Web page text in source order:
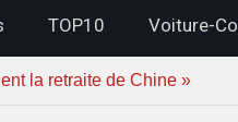
TOP10 Voiture-
la retraite de Chine »